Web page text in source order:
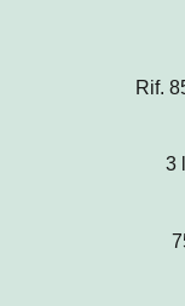
Rif.
3